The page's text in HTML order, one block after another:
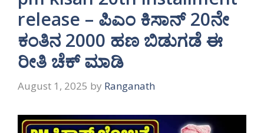
release – ಪಿಎಂ ಕಿಸಾನ್ 20ನೇ
ಕಂತಿನ 2000 ಹಣ ಬಿಡುಗಡೆ ಈ
ರೀತಿ ಚೆಕ್ ಮಾಡಿ
August 1, 2025 by Ranganath